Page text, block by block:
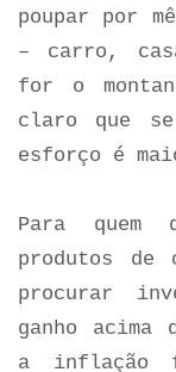
poupar por
– carro,
for o
claro que
esforço é
Para quem
produtos
procurar
ganho
a inflação